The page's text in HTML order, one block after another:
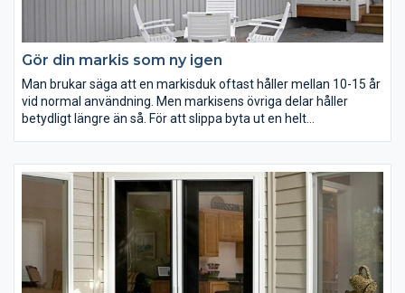
Gör din markis som ny igen
Man brukar säga att en markisduk oftast håller mellan 10-15 år
vid normal användning. Men markisens övriga delar håller
betydligt längre än så. För att slippa byta ut en helt
Nya dukar på din bostad kommer skapa ett helt nytt hus. Har du
t.ex. nyligen målat om ditt hus kan detta vara en klockren
lösning för att få en helt ny look på huset i kombination med
den nymålade fasaden.